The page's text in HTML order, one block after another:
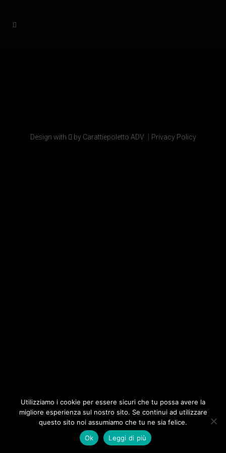
Design with by Carattiepoletto ADV | Privacy Policy
Utilizziamo i cookie per essere sicuri che tu possa avere la
migliore esperienza sul nostro sito. Se continui ad utilizzare
questo sito noi assumiamo che tu ne sia felice.
Ok
Leggi di più